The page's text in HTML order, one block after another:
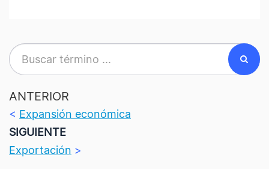
ANTERIOR
< Expansión económica
SIGUIENTE
Exportación >